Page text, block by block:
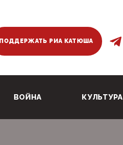
ПОДДЕРЖАТЬ РИА КАТЮША
ВОЙНА КУЛЬТУРА